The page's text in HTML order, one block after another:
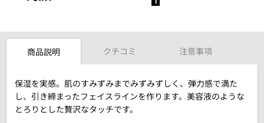
商品説明 クチコミ 注意事項
保湿を実感。肌のすみずみまでみずみずしく、弾力感で満た
し、引き締まったフェイスラインを作ります。美容液のような
とろりとした贅沢なタッチです。